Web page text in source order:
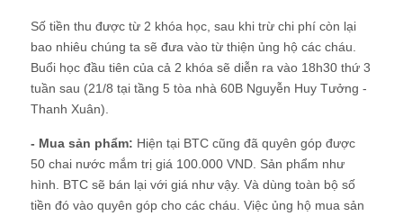
Số tiền thu được từ 2 khóa học, sau khi trừ chi phí còn lại
bao nhiêu chúng ta sẽ đưa vào từ thiện ủng hộ các cháu.
Buổi học đầu tiên của cả 2 khóa sẽ diễn ra vào 18h30 thứ 3
tuần sau (21/8 tại tầng 5 tòa nhà 60B Nguyễn Huy Tưởng -
Thanh Xuân).
- Mua sản phẩm: Hiện tại BTC cũng đã quyên góp được
50 chai nước mắm trị giá 100.000 VND. Sản phẩm như
hình. BTC sẽ bán lại với giá như vậy. Và dùng toàn bộ số
tiền đó vào quyên góp cho các cháu. Việc ủng hộ mua sản